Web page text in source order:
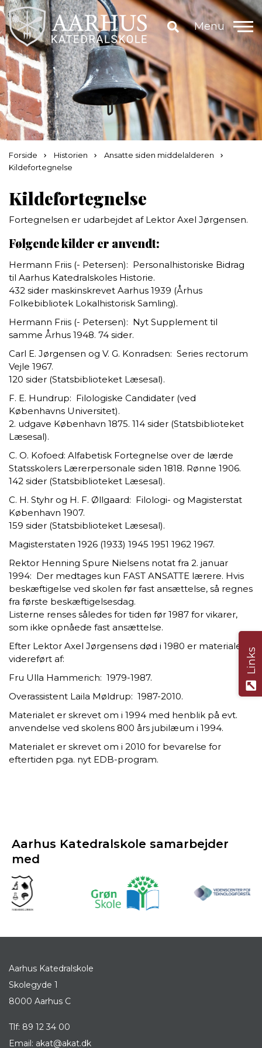
Menu
Forside Historien
Ansatte siden middelalderen
Kildefortegnelse
Kildefortegnelse
Fortegnelsen er udarbejdet af Lektor Axel Jørgensen.
Følgende kilder er anvendt:
Hermann Friis (- Petersen): Personalhistoriske Bidrag
til Aarhus Katedralskoles Historie.
432 sider maskinskrevet Aarhus 1939 (Århus
Folkebibliotek Lokalhistorisk Samling).
Hermann Friis (- Petersen): Nyt Supplement til
samme Århus 1948. 74 sider.
Carl E. Jørgensen og V. G. Konradsen: Series rectorum
Vejle 1967.
120 sider (Statsbiblioteket Læsesal).
F. E. Hundrup: Filologiske Candidater (ved
Københavns Universitet).
2. udgave København 1875. 114 sider (Statsbiblioteket
Læsesal).
C. O. Kofoed: Alfabetisk Fortegnelse over de lærde
Statsskolers Lærerpersonale siden 1818. Rønne 1906.
142 sider (Statsbiblioteket Læsesal).
C. H. Styhr og H. F. Øllgaard: Filologi- og Magisterstat
København 1907.
159 sider (Statsbiblioteket Læsesal).
Magisterstaten 1926 (1933) 1945 1951 1962 1967.
Rektor Henning Spure Nielsens notat fra 2. januar
1994: Der medtages kun FAST ANSATTE lærere. Hvis
beskæftigelse ved skolen før fast ansættelse, så regnes
fra første beskæftigelsesdag.
Listerne renses således for tiden før 1987 for vikarer,
som ikke opnåede fast ansættelse.
Efter Lektor Axel Jørgensens død i 1980 er materialet
videreført af:
Fru Ulla Hammerich: 1979-1987.
Overassistent Laila Møldrup: 1987-2010.
Materialet er skrevet om i 1994 med henblik på evt.
anvendelse ved skolens 800 års jubilæum i 1994.
Materialet er skrevet om i 2010 for bevarelse for
eftertiden pga. nyt EDB-program.
Aarhus Katedralskole samarbejder
med
Aarhus Katedralskole
Skolegyde 1
8000 Aarhus C
Tlf: 89 12 34 00
Email: akat@akat.dk
Links